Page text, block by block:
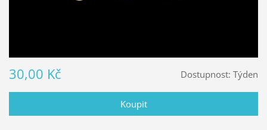
Dostupnost: Týden
30,00 Kč